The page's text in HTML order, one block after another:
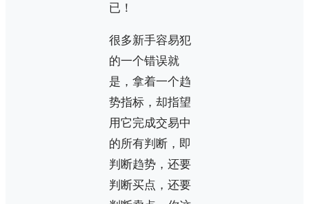
已！
很多新手容易犯
的一个错误就
是，拿着一个趋
势指标，却指望
用它完成交易中
的所有判断，即
判断趋势，还要
判断买点，还要